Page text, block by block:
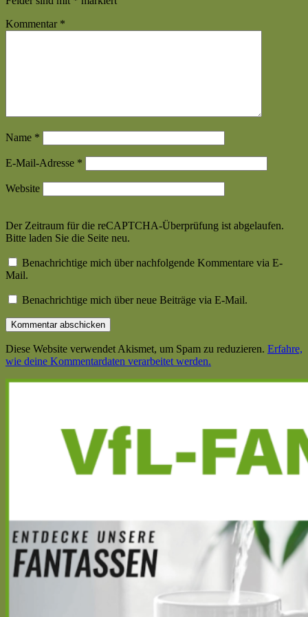
Kommentar *
Name *
E-Mail-Adresse *
Website
Der Zeitraum für die reCAPTCHA-Überprüfung ist abgelaufen.
Bitte laden Sie die Seite neu.
Benachrichtige mich über nachfolgende Kommentare via E-
Mail.
Benachrichtige mich über neue Beiträge via E-Mail.
Diese Website verwendet Akismet, um Spam zu reduzieren. Erfahre,
wie deine Kommentardaten verarbeitet werden.
Haupt-